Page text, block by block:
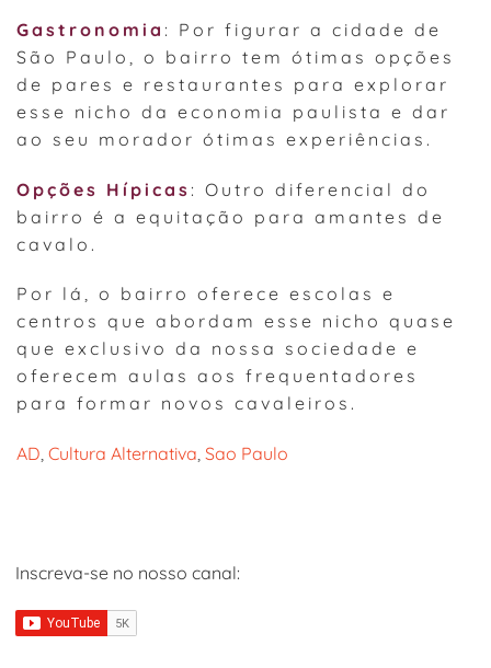
Gastronomia : Por figurar a cidade de
São Paulo, o bairro tem ótimas opções
de pares e restaurantes para explorar
esse nicho da economia paulista e dar
ao seu morador ótimas experiências.
Opções Hípicas : Outro diferencial do
bairro é a equitação para amantes de
cavalo.
Por lá, o bairro oferece escolas e
centros que abordam esse nicho quase
que exclusivo da nossa sociedade e
oferecem aulas aos frequentadores
para formar novos cavaleiros.
AD, Cultura Alternativa, Sao Paulo
Inscreva-se no nosso canal: